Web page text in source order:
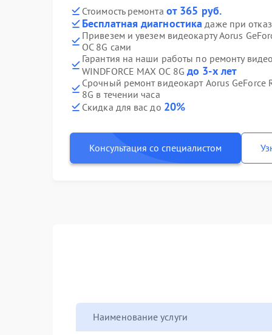
Стоимость ремонта от 365 руб.
Бесплатная диагностика даже при
Привезем и увезем видеокарту Aorus
OC 8G сами
Гарантия на наши работы по ремонту
WINDFORCE MAX OC 8Gдо 3-х лет
Срочный ремонт видеокарт Aorus GeForce
8G в течении часа
Скидка для вас до 20%
Консультация со специалистом
Наименование услуги